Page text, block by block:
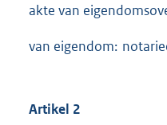
akte van
van eigendom:
Artikel 2